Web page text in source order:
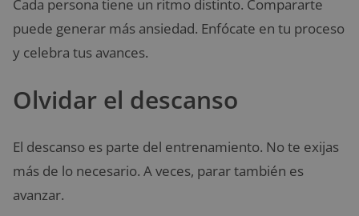
Cada persona tiene un ritmo distinto. Compararte
puede generar más ansiedad. Enfócate en tu proceso
y celebra tus avances.
Olvidar el descanso
El descanso es parte del entrenamiento. No te exijas
más de lo necesario. A veces, parar también es
avanzar.